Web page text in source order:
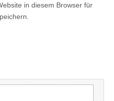
in diesem Browser für